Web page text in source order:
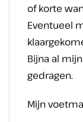
of korte
Eventueel
Bijna al
gedragen.
Mijn